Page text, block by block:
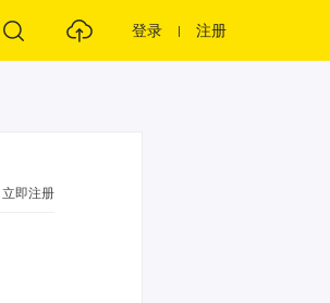
登录 注册
立即注册